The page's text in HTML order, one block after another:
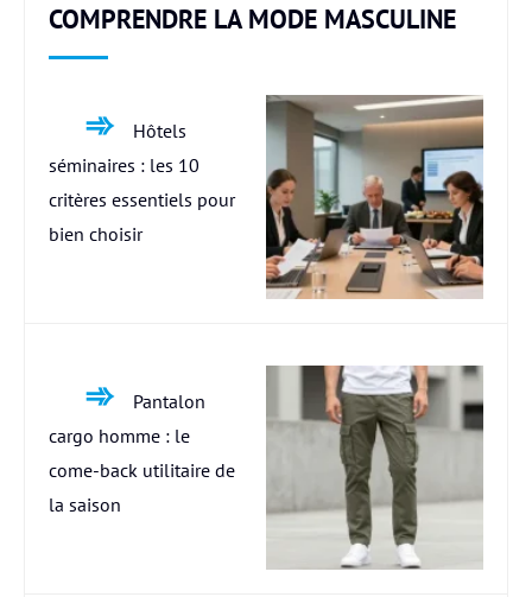
COMPRENDRE LA MODE MASCULINE
Hôtels
séminaires : les 10
critères essentiels pour
bien choisir
Pantalon
cargo homme : le
come-back utilitaire de
la saison